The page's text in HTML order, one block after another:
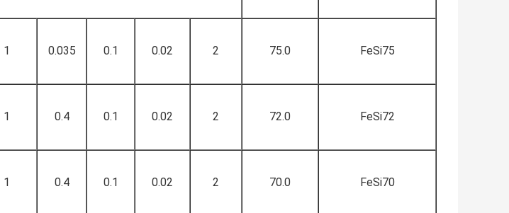
FeSi75
75.0
2
0.02
0.1
0.035
1
FeSi72
72.0
2
0.02
0.1
0.4
1
FeSi70
70.0
2
0.02
0.1
0.4
1